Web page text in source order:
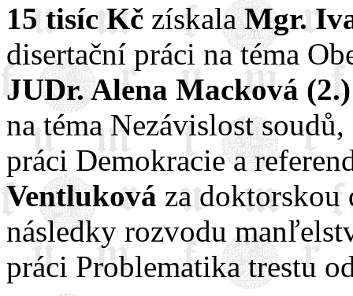
15 tisíc Kč získalaMgr.
disertační práci na téma
JUDr. Alena Macková (2.)
na téma Nezávislost soudů,
práci Demokracie a
Ventluková za doktorskou
následky rozvodu
práci Problematika trestu